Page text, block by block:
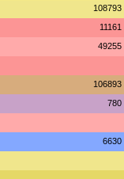
108793
11161
49255
106893
780
6630